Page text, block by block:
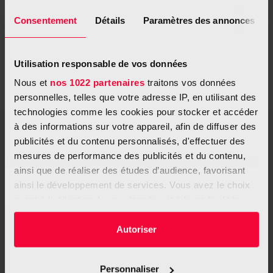
Consentement Détails Paramètres des annonces
Utilisation responsable de vos données
Nous et nos 1022 partenaires traitons vos données
personnelles, telles que votre adresse IP, en utilisant des
technologies comme les cookies pour stocker et accéder
à des informations sur votre appareil, afin de diffuser des
publicités et du contenu personnalisés, d'effectuer des
mesures de performance des publicités et du contenu,
ainsi que de réaliser des études d’audience, favorisant
ainsi le développement de services. Vous avez le choix
Vous pouvez modifier ou retirer votre consentement à
tout moment en consultant la Déclaration relative aux
cookies ou en cliquant sur l'icône de confidentialité.
Autoriser
Personnaliser
augmenter le taux de vitamine D, mieux vaut utiliser alors de la
vit. D en ampoules.
Pour plus d’informations, n’hésitez pas à vous adresser à votre
Quels sont les cancers liés à l’exposition
aux UV ?